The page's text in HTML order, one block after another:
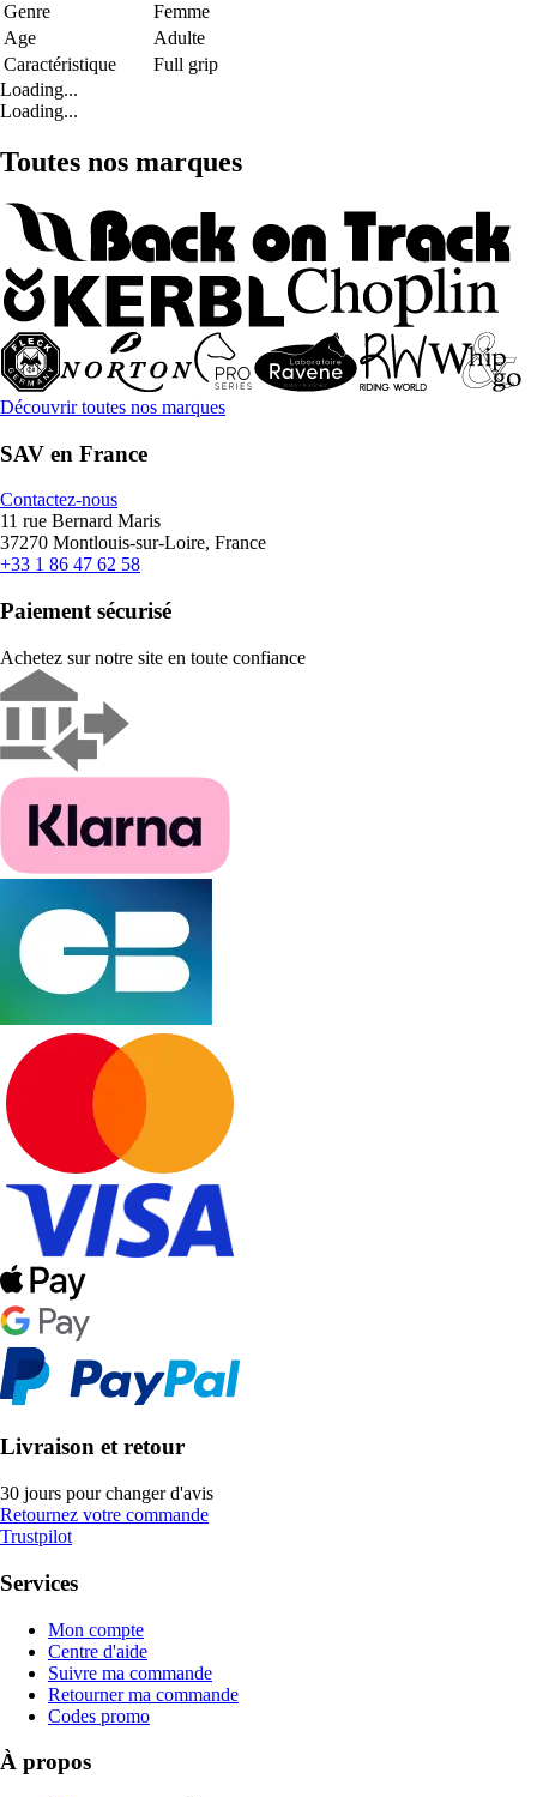
Genre
Femme
Age
Adulte
Caractéristique
Full grip
Loading...
Loading...
Toutes nos marques
Découvrir toutes nos marques
SAV en France
Contactez-nous
11 rue Bernard Maris
37270 Montlouis-sur-Loire, France
+33 1 86 47 62 58
Paiement sécurisé
Achetez sur notre site en toute confiance
Livraison et retour
30 jours pour changer d'avis
Retournez votre commande
Trustpilot
Services
Mon compte
Centre d'aide
Suivre ma commande
Retourner ma commande
Codes promo
À propos